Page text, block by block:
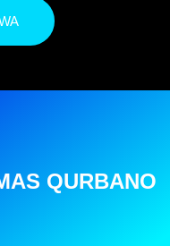
QURBANO